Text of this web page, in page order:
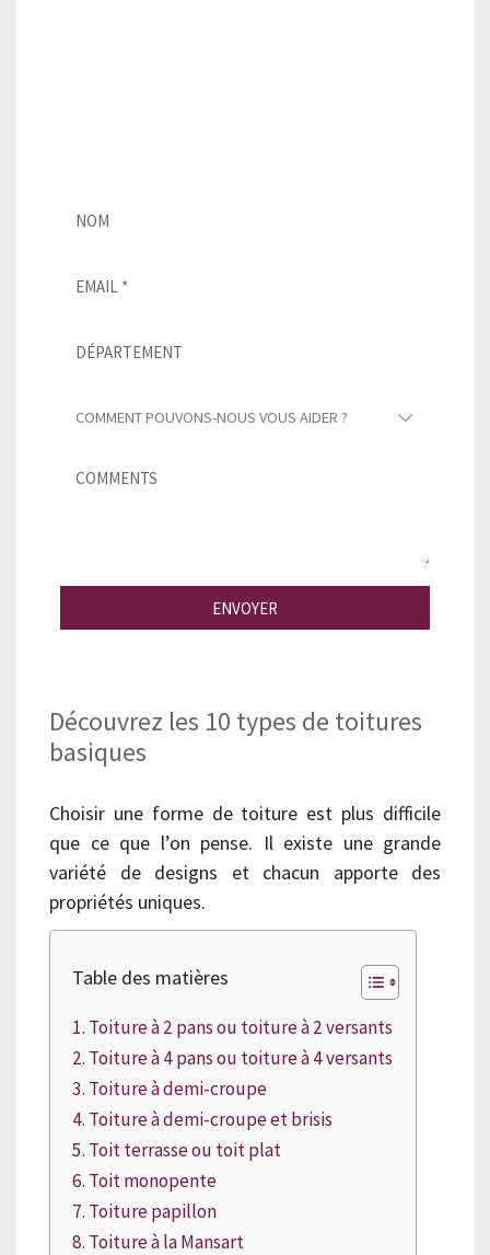
ENVOYER
Découvrez les 10 types de toitures
basiques
Choisir une forme de toiture est plus difficile
que ce que l’on pense. Il existe une grande
variété de designs et chacun apporte des
propriétés uniques.
Table des matières
Toiture à 2 pans ou toiture à 2 versants
Toiture à 4 pans ou toiture à 4 versants
Toiture à demi-croupe
Toiture à demi-croupe et brisis
Toit terrasse ou toit plat
Toit monopente
Toiture papillon
Toiture à la Mansart